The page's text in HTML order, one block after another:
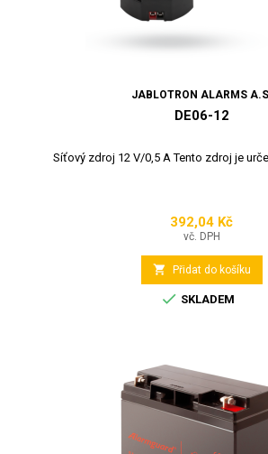
JABLOTRON ALARMS
DE06-12
Síťový zdroj 12 V/0,5 A Tento zdroj je
Cena
392,04 Kč
vč. DPH
 Přidat do košíku
 SKLADEM